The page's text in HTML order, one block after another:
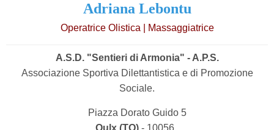
Adriana Lebontu
Operatrice Olistica | Massaggiatrice
A.S.D. "Sentieri di Armonia" - A.P.S.
Associazione Sportiva Dilettantistica e di Promozione
Sociale.
Piazza Dorato Guido 5